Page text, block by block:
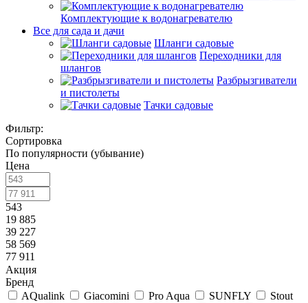
Комплектующие к водонагревателю
Все для сада и дачи
Шланги садовые
Переходники для
шлангов
Разбрызгиватели
и пистолеты
Тачки садовые
Фильтр:
Сортировка
По популярности (убывание)
Цена
543
19 885
39 227
58 569
77 911
Акция
Бренд
AQualink
Giacomini Pro Aqua SUNFLY
Stout